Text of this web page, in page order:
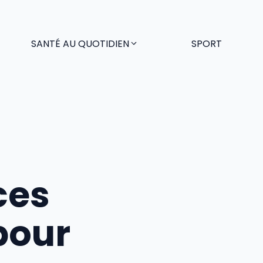
SANTÉ AU QUOTIDIEN SPORT